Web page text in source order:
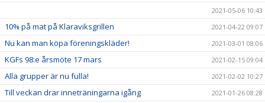
2021-05-06 10:43
10% på mat på Klaraviksgrillen 2021-04-22 09:07
Nu kan man köpa föreningskläder! 2021-03-01 08:06
KGFs 98:e årsmöte 17 mars 2021-02-15 09:04
Alla grupper är nu fulla! 2021-02-02 10:27
Till veckan drar inneträningarna igång 2021-01-26 08:28